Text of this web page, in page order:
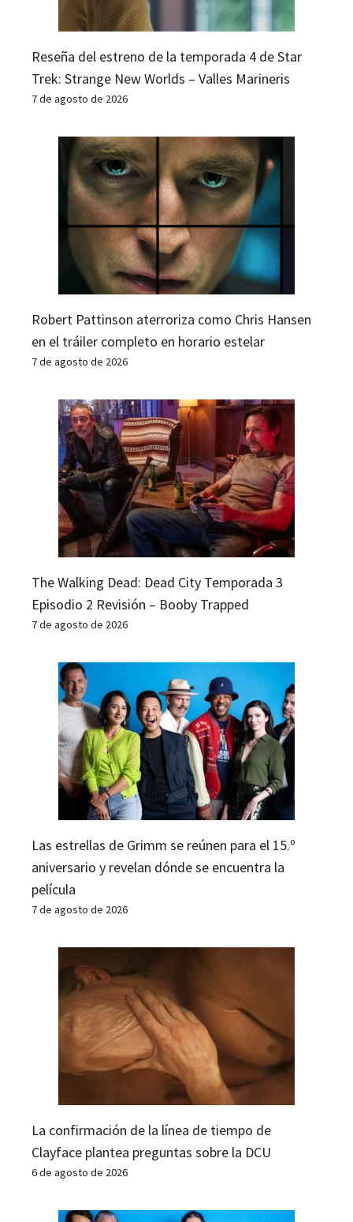
Reseña del estreno de la temporada 4 de Star
Trek: Strange New Worlds – Valles Marineris
7 de agosto de 2026
Robert Pattinson aterroriza como Chris Hansen
en el tráiler completo en horario estelar
7 de agosto de 2026
The Walking Dead: Dead City Temporada 3
Episodio 2 Revisión – Booby Trapped
7 de agosto de 2026
Las estrellas de Grimm se reúnen para el 15.º
aniversario y revelan dónde se encuentra la
película
7 de agosto de 2026
La confirmación de la línea de tiempo de
Clayface plantea preguntas sobre la DCU
6 de agosto de 2026